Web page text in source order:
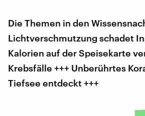
Die Themen in den
Lichtverschmutzung schadet
Kalorien auf der Speisekarte
Krebsfälle +++ Unberührtes
Tiefsee entdeckt +++